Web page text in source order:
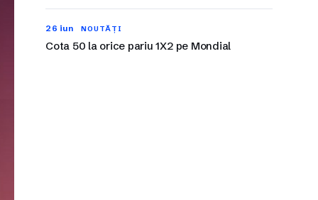
26 iun NOUTĂȚI
Cota 50 la orice pariu 1X2 pe Mondial